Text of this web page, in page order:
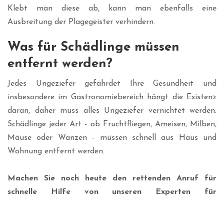
Klebt man diese ab, kann man ebenfalls eine
Ausbreitung der Plagegeister verhindern.
Was für Schädlinge müssen
entfernt werden?
Jedes Ungeziefer gefährdet Ihre Gesundheit und
insbesondere im Gastronomiebereich hängt die Existenz
daran, daher muss alles Ungeziefer vernichtet werden.
Schädlinge jeder Art - ob Fruchtfliegen, Ameisen, Milben,
Mäuse oder Wanzen - müssen schnell aus Haus und
Wohnung entfernt werden.
Machen Sie noch heute den rettenden Anruf für
schnelle Hilfe von unseren Experten für